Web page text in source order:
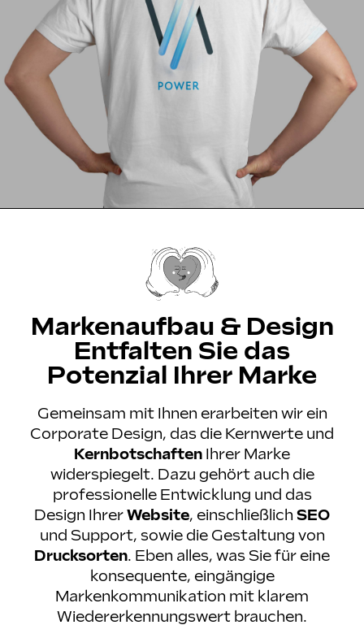
Markenaufbau & Design
Entfalten Sie das
Potenzial Ihrer Marke
Gemeinsam mit Ihnen erarbeiten wir ein
Corporate Design, das die Kernwerte und
Kernbotschaften Ihrer Marke
widerspiegelt. Dazu gehört auch die
professionelle Entwicklung und das
Design IhrerWebsite, einschließlich SEO
und Support, sowie die Gestaltung von
Drucksorten. Eben alles, was Sie für eine
konsequente, eingängige
Markenkommunikation mit klarem
Wiedererkennungswert brauchen.